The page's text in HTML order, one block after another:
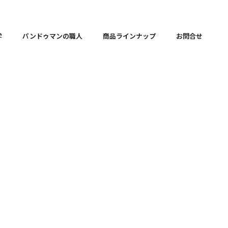
パンドゥマンの職人 商品ラインナップ お問合せ